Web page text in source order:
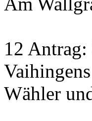
12
Wähler